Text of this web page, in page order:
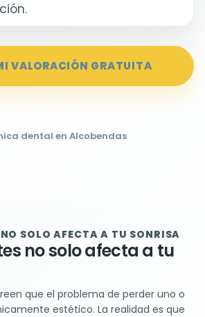
VALORACIÓN GRATUITA
NO SOLO AFECTA A TU SONRISA
no solo afecta a tu
que el problema de perder uno o
estético. La realidad es que